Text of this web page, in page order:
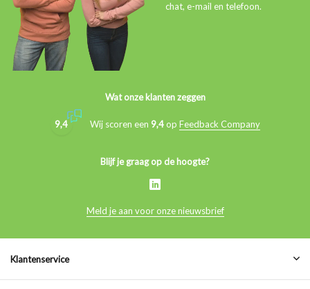
chat, e-mail en telefoon.
Wat onze klanten zeggen
9,4 Wij scoren een 9,4op Feedback Company
Blijf je graag op de hoogte?
Meld je aan voor onze nieuwsbrief
Klantenservice